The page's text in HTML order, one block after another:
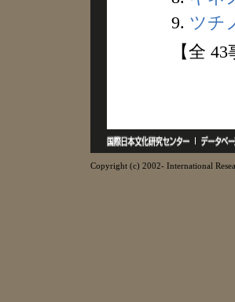
9. ツチ
【全 43
Copyright (c) 2002- International